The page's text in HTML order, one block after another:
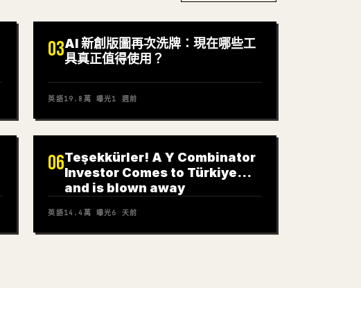
03AI 新創版圖再次洗牌：現在哪些工
具真正值得使用？
英語19.8萬 曝光1 週前
06Teşekkürler! A Y Combinator
Investor Comes to Türkiye…
and is blown away
英語14.4萬 曝光6 天前